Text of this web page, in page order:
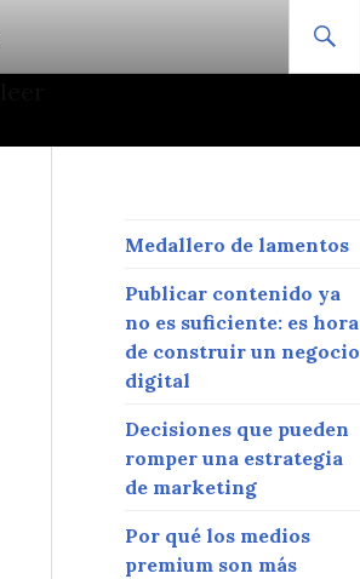
Medallero de lamentos
Publicar contenido ya
no es suficiente: es hora
de construir un negocio
digital
Decisiones que pueden
romper una estrategia
de marketing
Por qué los medios
premium son más